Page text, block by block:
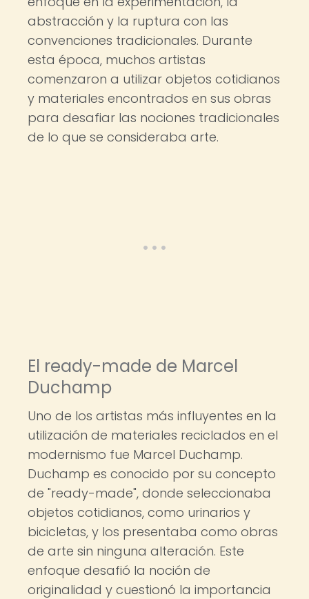
abstracción y la ruptura con las
convenciones tradicionales. Durante
esta época, muchos artistas
comenzaron a utilizar objetos cotidianos
y materiales encontrados en sus obras
para desafiar las nociones tradicionales
de lo que se consideraba arte.
El ready-made de Marcel
Duchamp
Uno de los artistas más influyentes en la
utilización de materiales reciclados en el
modernismo fue Marcel Duchamp.
Duchamp es conocido por su concepto
de "ready-made", donde seleccionaba
objetos cotidianos, como urinarios y
bicicletas, y los presentaba como obras
de arte sin ninguna alteración. Este
enfoque desafió la noción de
originalidad y cuestionó la importancia